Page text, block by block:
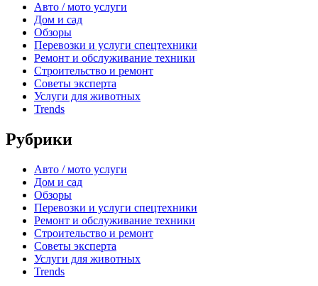
Авто / мото услуги
Дом и сад
Обзоры
Перевозки и услуги спецтехники
Ремонт и обслуживание техники
Строительство и ремонт
Советы эксперта
Услуги для животных
Trends
Рубрики
Авто / мото услуги
Дом и сад
Обзоры
Перевозки и услуги спецтехники
Ремонт и обслуживание техники
Строительство и ремонт
Советы эксперта
Услуги для животных
Trends